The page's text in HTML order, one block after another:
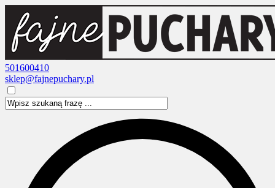
501600410
sklep@fajnepuchary.pl